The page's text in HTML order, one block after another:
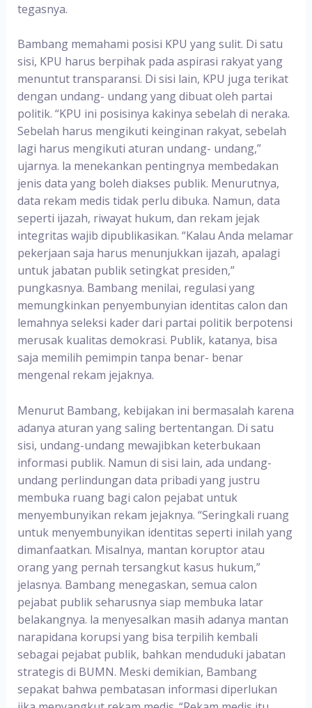
tegasnya.
Bambang memahami posisi KPU yang sulit. Di satu
sisi, KPU harus berpihak pada aspirasi rakyat yang
menuntut transparansi. Di sisi lain, KPU juga terikat
dengan undang- undang yang dibuat oleh partai
politik. “KPU ini posisinya kakinya sebelah di neraka.
Sebelah harus mengikuti keinginan rakyat, sebelah
lagi harus mengikuti aturan undang- undang,”
ujarnya. la menekankan pentingnya membedakan
jenis data yang boleh diakses publik. Menurutnya,
data rekam medis tidak perlu dibuka. Namun, data
seperti ijazah, riwayat hukum, dan rekam jejak
integritas wajib dipublikasikan. “Kalau Anda melamar
pekerjaan saja harus menunjukkan ijazah, apalagi
untuk jabatan publik setingkat presiden,”
pungkasnya. Bambang menilai, regulasi yang
memungkinkan penyembunyian identitas calon dan
lemahnya seleksi kader dari partai politik berpotensi
merusak kualitas demokrasi. Publik, katanya, bisa
saja memilih pemimpin tanpa benar- benar
mengenal rekam jejaknya.
Menurut Bambang, kebijakan ini bermasalah karena
adanya aturan yang saling bertentangan. Di satu
sisi, undang-undang mewajibkan keterbukaan
informasi publik. Namun di sisi lain, ada undang-
undang perlindungan data pribadi yang justru
membuka ruang bagi calon pejabat untuk
menyembunyikan rekam jejaknya. “Seringkali ruang
untuk menyembunyikan identitas seperti inilah yang
dimanfaatkan. Misalnya, mantan koruptor atau
orang yang pernah tersangkut kasus hukum,”
jelasnya. Bambang menegaskan, semua calon
pejabat publik seharusnya siap membuka latar
belakangnya. la menyesalkan masih adanya mantan
narapidana korupsi yang bisa terpilih kembali
sebagai pejabat publik, bahkan menduduki jabatan
strategis di BUMN. Meski demikian, Bambang
sepakat bahwa pembatasan informasi diperlukan